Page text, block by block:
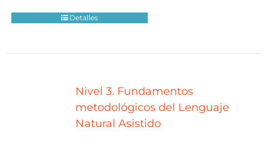
Detalles
Nivel 3. Fundamentos
metodológicos del Lenguaje
Natural Asistido